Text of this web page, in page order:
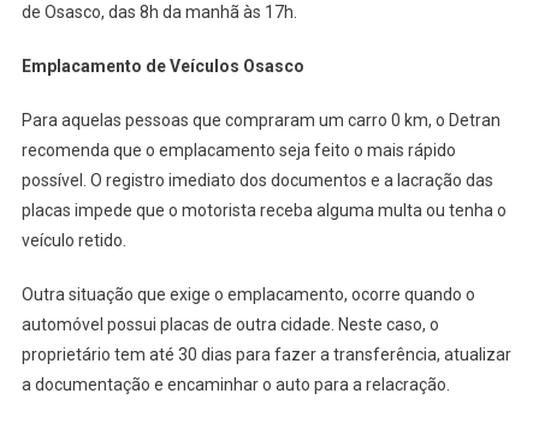
de Osasco, das 8h da manhã às 17h.
Emplacamento de Veículos Osasco
Para aquelas pessoas que compraram um carro 0 km, o Detran
recomenda que o emplacamento seja feito o mais rápido
possível. O registro imediato dos documentos e a lacração das
placas impede que o motorista receba alguma multa ou tenha o
veículo retido.
Outra situação que exige o emplacamento, ocorre quando o
automóvel possui placas de outra cidade. Neste caso, o
proprietário tem até 30 dias para fazer a transferência, atualizar
a documentação e encaminhar o auto para a relacração.